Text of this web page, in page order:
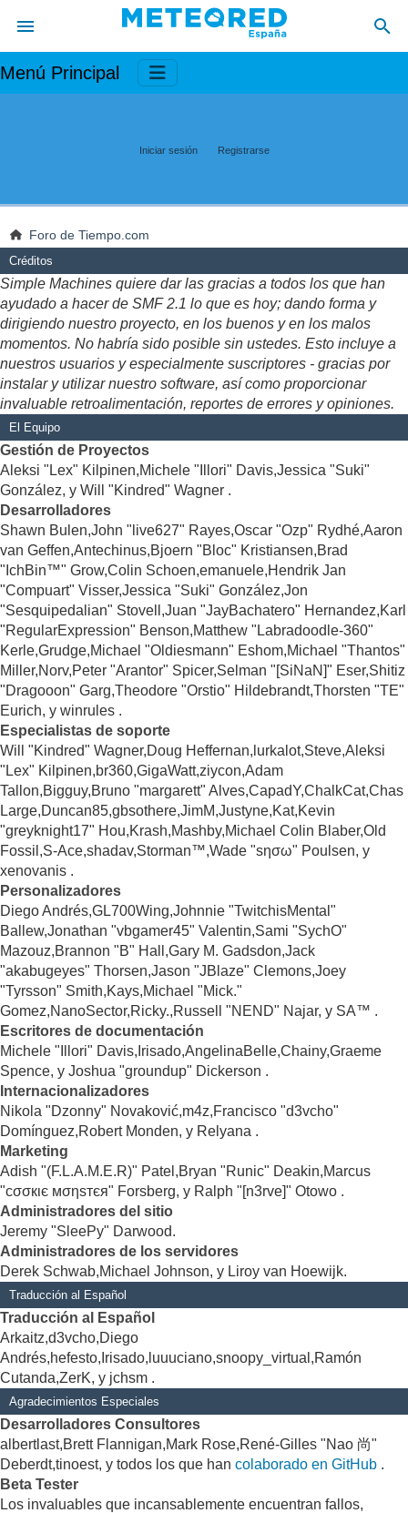
Menú Principal
Iniciar sesión Registrarse
Foro de Tiempo.com
Créditos
Simple Machines quiere dar las gracias a todos los que han
ayudado a hacer de SMF 2.1 lo que es hoy; dando forma y
dirigiendo nuestro proyecto, en los buenos y en los malos
momentos. No habría sido posible sin ustedes. Esto incluye a
nuestros usuarios y especialmente suscriptores - gracias por
instalar y utilizar nuestro software, así como proporcionar
invaluable retroalimentación, reportes de errores y opiniones.
El Equipo
Gestión de Proyectos
Aleksi "Lex" Kilpinen,Michele "Illori" Davis,Jessica "Suki"
González, y Will "Kindred" Wagner .
Desarrolladores
Shawn Bulen,John "live627" Rayes,Oscar "Ozp" Rydhé,Aaron
van Geffen,Antechinus,Bjoern "Bloc" Kristiansen,Brad
"IchBin™" Grow,Colin Schoen,emanuele,Hendrik Jan
"Compuart" Visser,Jessica "Suki" González,Jon
"Sesquipedalian" Stovell,Juan "JayBachatero" Hernandez,Karl
"RegularExpression" Benson,Matthew "Labradoodle-360"
Kerle,Grudge,Michael "Oldiesmann" Eshom,Michael "Thantos"
Miller,Norv,Peter "Arantor" Spicer,Selman "[SiNaN]" Eser,Shitiz
"Dragooon" Garg,Theodore "Orstio" Hildebrandt,Thorsten "TE"
Eurich, y winrules .
Especialistas de soporte
Will "Kindred" Wagner,Doug Heffernan,lurkalot,Steve,Aleksi
"Lex" Kilpinen,br360,GigaWatt,ziycon,Adam
Tallon,Bigguy,Bruno "margarett" Alves,CapadY,ChalkCat,Chas
Large,Duncan85,gbsothere,JimM,Justyne,Kat,Kevin
"greyknight17" Hou,Krash,Mashby,Michael Colin Blaber,Old
Fossil,S-Ace,shadav,Storman™,Wade "sησω" Poulsen, y
xenovanis .
Personalizadores
Diego Andrés,GL700Wing,Johnnie "TwitchisMental"
Ballew,Jonathan "vbgamer45" Valentin,Sami "SychO"
Mazouz,Brannon "B" Hall,Gary M. Gadsdon,Jack
"akabugeyes" Thorsen,Jason "JBlaze" Clemons,Joey
"Tyrsson" Smith,Kays,Michael "Mick."
Gomez,NanoSector,Ricky.,Russell "NEND" Najar, y SA™ .
Escritores de documentación
Michele "Illori" Davis,Irisado,AngelinaBelle,Chainy,Graeme
Spence, y Joshua "groundup" Dickerson .
Internacionalizadores
Nikola "Dzonny" Novaković,m4z,Francisco "d3vcho"
Domínguez,Robert Monden, y Relyana .
Marketing
Adish "(F.L.A.M.E.R)" Patel,Bryan "Runic" Deakin,Marcus
"cσσкιє мσηѕтєя" Forsberg, y Ralph "[n3rve]" Otowo .
Administradores del sitio
Jeremy "SleePy" Darwood.
Administradores de los servidores
Derek Schwab,Michael Johnson, y Liroy van Hoewijk.
Traducción al Español
Traducción al Español
Arkaitz,d3vcho,Diego
Andrés,hefesto,Irisado,luuuciano,snoopy_virtual,Ramón
Cutanda,ZerK, y jchsm .
Agradecimientos Especiales
Desarrolladores Consultores
albertlast,Brett Flannigan,Mark Rose,René-Gilles "Nao 尚"
Deberdt,tinoest, y todos los que han colaborado en GitHub .
Beta Tester
Los invaluables que incansablemente encuentran fallos,